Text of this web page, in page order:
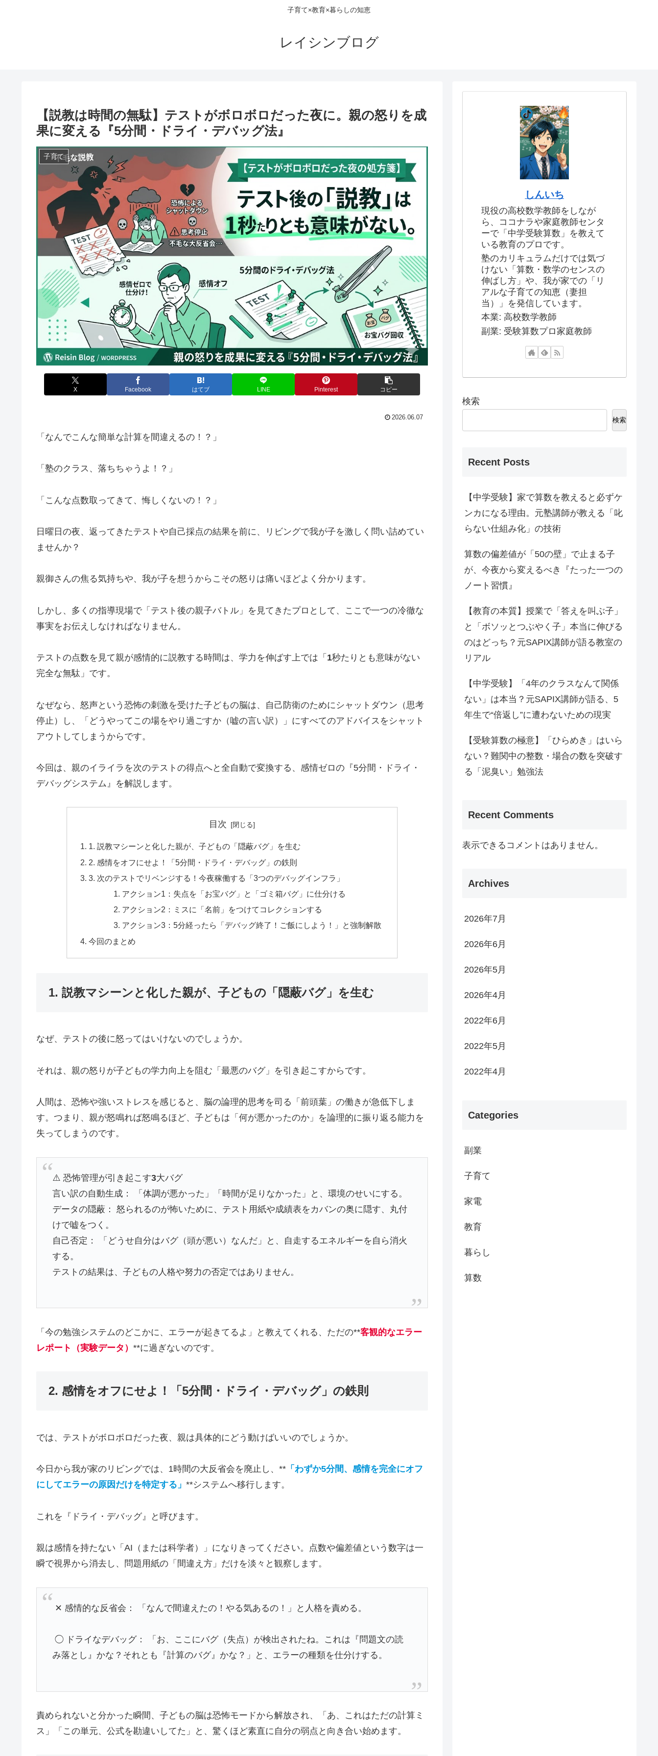
子育て×教育×暮らしの知恵
レイシンブログ
【説教は時間の無駄】テストがボロボロだった夜に。親の怒りを成
果に変える『5分間・ドライ・デバッグ法』
子育て
X Facebook はてブ LINE Pinterest コピー
2026.06.07
「なんでこんな簡単な計算を間違えるの！？」
「塾のクラス、落ちちゃうよ！？」
「こんな点数取ってきて、悔しくないの！？」
日曜日の夜、返ってきたテストや自己採点の結果を前に、リビングで我が子を激しく問い詰めてい
ませんか？
親御さんの焦る気持ちや、我が子を想うからこその怒りは痛いほどよく分かります。
しかし、多くの指導現場で「テスト後の親子バトル」を見てきたプロとして、ここで一つの冷徹な
事実をお伝えしなければなりません。
テストの点数を見て親が感情的に説教する時間は、学力を伸ばす上では「 1秒たりとも意味がない
完全な無駄」です。
なぜなら、怒声という恐怖の刺激を受けた子どもの脳は、自己防衛のためにシャットダウン（思考
停止）し、「どうやってこの場をやり過ごすか（嘘の言い訳）」にすべてのアドバイスをシャット
アウトしてしまうからです。
今回は、親のイライラを次のテストの得点へと全自動で変換する、感情ゼロの『5分間・ドライ・
デバッグシステム』を解説します。
目次
1. 説教マシーンと化した親が、子どもの「隠蔽バグ」を生む
2. 感情をオフにせよ！「5分間・ドライ・デバッグ」の鉄則
3. 次のテストでリベンジする！今夜稼働する「3つのデバッグインフラ」
アクション1：失点を「お宝バグ」と「ゴミ箱バグ」に仕分ける
アクション2：ミスに「名前」をつけてコレクションする
アクション3：5分経ったら「デバッグ終了！ご飯にしよう！」と強制解散
今回のまとめ
1. 説教マシーンと化した親が、子どもの「隠蔽バグ」を生む
なぜ、テストの後に怒ってはいけないのでしょうか。
それは、親の怒りが子どもの学力向上を阻む「最悪のバグ」を引き起こすからです。
人間は、恐怖や強いストレスを感じると、脳の論理的思考を司る「前頭葉」の働きが急低下しま
す。つまり、親が怒鳴れば怒鳴るほど、子どもは「何が悪かったのか」を論理的に振り返る能力を
失ってしまうのです。
⚠️ 恐怖管理が引き起こす3大バグ
言い訳の自動生成： 「体調が悪かった」「時間が足りなかった」と、環境のせいにする。
データの隠蔽： 怒られるのが怖いために、テスト用紙や成績表をカバンの奥に隠す、丸付
けで嘘をつく。
自己否定： 「どうせ自分はバグ（頭が悪い）なんだ」と、自走するエネルギーを自ら消火
する。
テストの結果は、子どもの人格や努力の否定ではありません。
「今の勉強システムのどこかに、エラーが起きてるよ」と教えてくれる、ただの**客観的なエラー
レポート（実験データ） **に過ぎないのです。
2. 感情をオフにせよ！「5分間・ドライ・デバッグ」の鉄則
では、テストがボロボロだった夜、親は具体的にどう動けばいいのでしょうか。
今日から我が家のリビングでは、1時間の大反省会を廃止し、** 「わずか5分間、感情を完全にオフ
にしてエラーの原因だけを特定する」 **システムへ移行します。
これを『ドライ・デバッグ』と呼びます。
親は感情を持たない「AI（または科学者）」になりきってください。点数や偏差値という数字は一
瞬で視界から消去し、問題用紙の「間違え方」だけを淡々と観察します。
✕ 感情的な反省会： 「なんで間違えたの！やる気あるの！」と人格を責める。
◯ ドライなデバッグ： 「お、ここにバグ（失点）が検出されたね。これは『問題文の読
み落とし』かな？それとも『計算のバグ』かな？」と、エラーの種類を仕分けする。
責められないと分かった瞬間、子どもの脳は恐怖モードから解放され、「あ、これはただの計算ミ
ス」「この単元、公式を勘違いしてた」と、驚くほど素直に自分の弱点と向き合い始めます。
しんいち
現役の高校数学教師をしなが
ら、ココナラや家庭教師センタ
ーで「中学受験算数」を教えて
いる教育のプロです。
塾のカリキュラムだけでは気づ
けない「算数・数学のセンスの
伸ばし方」や、我が家での「リ
アルな子育ての知恵（妻担
当）」を発信しています。
本業: 高校数学教師
副業: 受験算数プロ家庭教師
検索
検索
Recent Posts
【中学受験】家で算数を教えると必ずケ
ンカになる理由。元塾講師が教える「叱
らない仕組み化」の技術
算数の偏差値が「50の壁」で止まる子
が、今夜から変えるべき『たった一つの
ノート習慣』
【教育の本質】授業で「答えを叫ぶ子」
と「ボソッとつぶやく子」本当に伸びる
のはどっち？元SAPIX講師が語る教室の
リアル
【中学受験】「4年のクラスなんて関係
ない」は本当？元SAPIX講師が語る、5
年生で“倍返し”に遭わないための現実
【受験算数の極意】「ひらめき」はいら
ない？難関中の整数・場合の数を突破す
る「泥臭い」勉強法
Recent Comments
表示できるコメントはありません。
Archives
2026年7月
2026年6月
2026年5月
2026年4月
2022年6月
2022年5月
2022年4月
Categories
副業
子育て
家電
教育
暮らし
算数